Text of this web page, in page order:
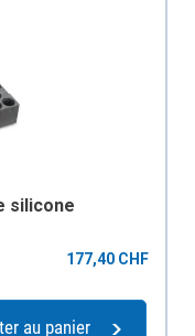
silicone
177,40 CHF
au panier